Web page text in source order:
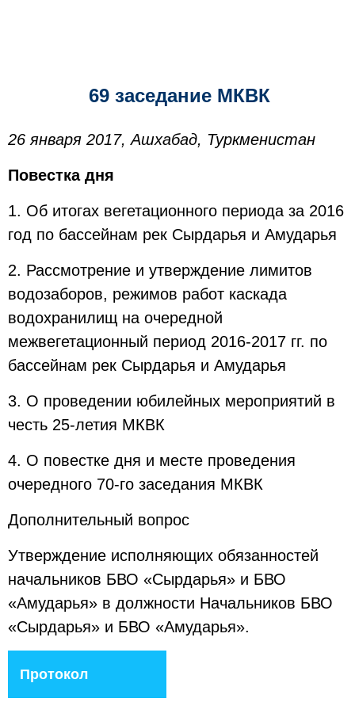
69 заседание МКВК
26 января 2017, Ашхабад, Туркменистан
Повестка дня
1. Об итогах вегетационного периода за 2016
год по бассейнам рек Сырдарья и Амударья
2. Рассмотрение и утверждение лимитов
водозаборов, режимов работ каскада
водохранилищ на очередной
межвегетационный период 2016-2017 гг. по
бассейнам рек Сырдарья и Амударья
3. О проведении юбилейных мероприятий в
честь 25-летия МКВК
4. О повестке дня и месте проведения
очередного 70-го заседания МКВК
Дополнительный вопрос
Утверждение исполняющих обязанностей
начальников БВО «Сырдарья» и БВО
«Амударья» в должности Начальников БВО
«Сырдарья» и БВО «Амударья».
Протокол